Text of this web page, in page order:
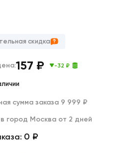
Мягкие брелоки
скидка
157 ₽ -32 ₽
сумма заказа 9 999 ₽
город Москва от 2 дней
0 ₽